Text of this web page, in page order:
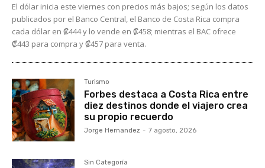
El dólar inicia este viernes con precios más bajos; según los datos
publicados por el Banco Central, el Banco de Costa Rica compra
cada dólar en ₡444 y lo vende en ₡458; mientras el BAC ofrece
₡443 para compra y ₡457 para venta.
Turismo
Forbes destaca a Costa Rica entre
diez destinos donde el viajero crea
su propio recuerdo
Jorge Hernandez - 7 agosto, 2026
Sin Categoría